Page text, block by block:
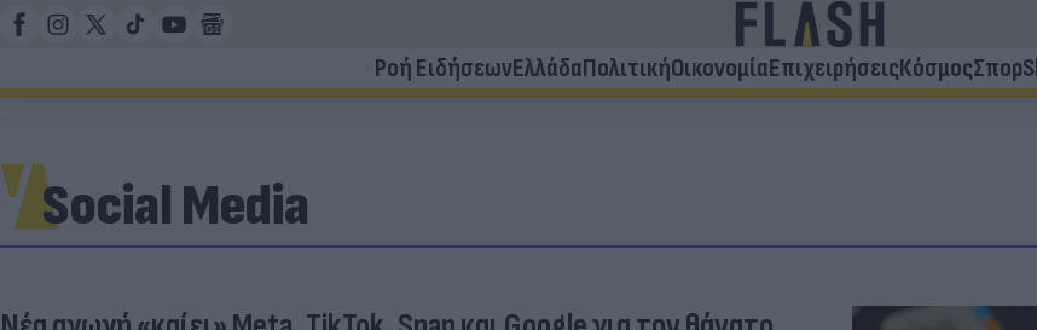
Ροή ΕιδήσεωνΕλλάδαΠολιτικήΟικονομίαΕπιχειρήσειςΚόσμοςΣπορ
Social Media